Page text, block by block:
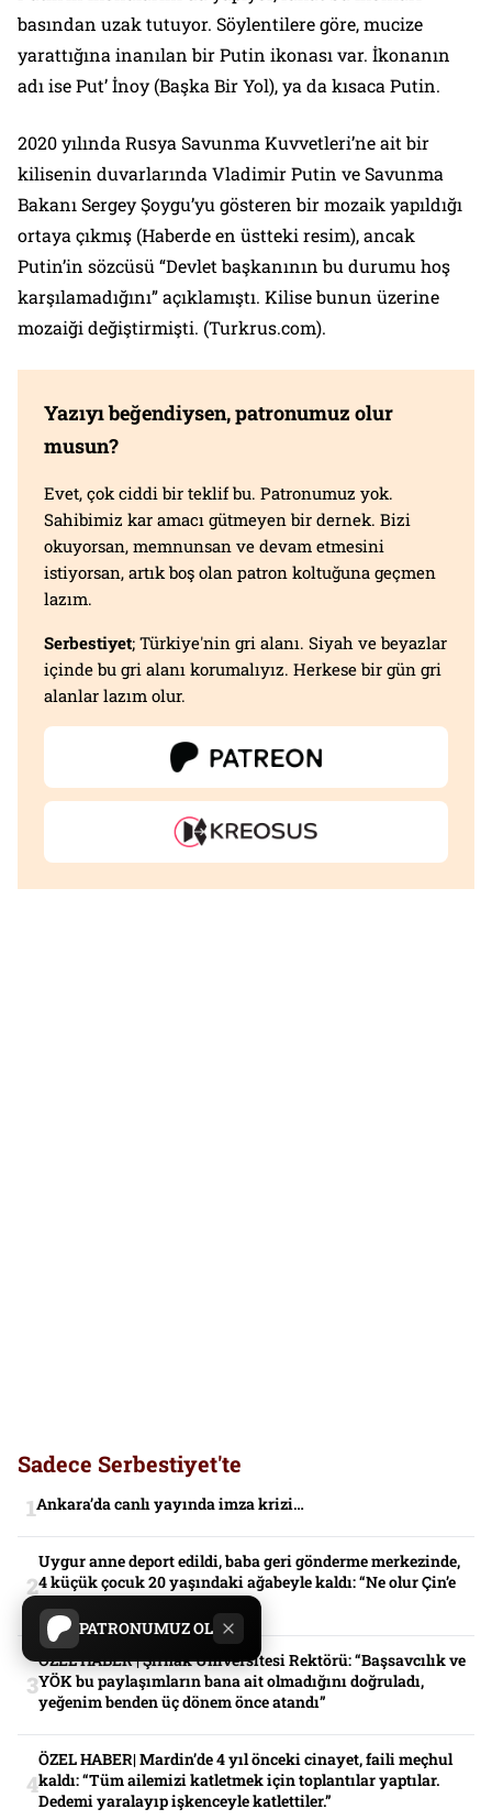
PATRONUMUZ OL
basından uzak tutuyor. Söylentilere göre, mucize
yarattığına inanılan bir Putin ikonası var. İkonanın
adı ise Put’ İnoy (Başka Bir Yol), ya da kısaca Putin.
2020 yılında Rusya Savunma Kuvvetleri’ne ait bir
kilisenin duvarlarında Vladimir Putin ve Savunma
Bakanı Sergey Şoygu’yu gösteren bir mozaik yapıldığı
ortaya çıkmış (Haberde en üstteki resim), ancak
Putin’in sözcüsü “Devlet başkanının bu durumu hoş
karşılamadığını” açıklamıştı. Kilise bunun üzerine
mozaiği değiştirmişti. (Turkrus.com).
Yazıyı beğendiysen, patronumuz olur
musun?
Evet, çok ciddi bir teklif bu. Patronumuz yok.
Sahibimiz kar amacı gütmeyen bir dernek. Bizi
okuyorsan, memnunsan ve devam etmesini
istiyorsan, artık boş olan patron koltuğuna geçmen
lazım.
Serbestiyet; Türkiye'nin gri alanı. Siyah ve beyazlar
içinde bu gri alanı korumalıyız. Herkese bir gün gri
alanlar lazım olur.
Sadece Serbestiyet'te
Ankara’da canlı yayında imza krizi…
Uygur anne deport edildi, baba geri gönderme merkezinde,
4 küçük çocuk 20 yaşındaki ağabeyle kaldı: “Ne olur Çin’e
yollamayın”
ÖZEL HABER | Şırnak Üniversitesi Rektörü: “Başsavcılık ve
YÖK bu paylaşımların bana ait olmadığını doğruladı,
yeğenim benden üç dönem önce atandı”
ÖZEL HABER| Mardin’de 4 yıl önceki cinayet, faili meçhul
kaldı: “Tüm ailemizi katletmek için toplantılar yaptılar.
Dedemi yaralayıp işkenceyle katlettiler.”